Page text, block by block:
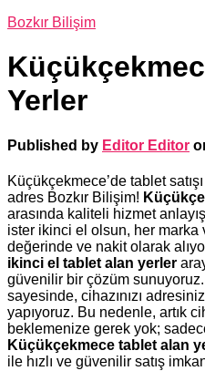
Bozkır Bilişim
Yerler
Published by Editor Editor
Küçükçekmece’de tablet
adres Bozkır Bilişim!
arasında kaliteli hizmet
ister ikinci el olsun, her
değerinde ve nakit olarak
ikinci el tablet alan yerler
güvenilir bir çözüm
sayesinde, cihazınızı
yapıyoruz. Bu nedenle, artık
beklemenize gerek yok;
Küçükçekmece tablet alan
ile hızlı ve güvenilir satış